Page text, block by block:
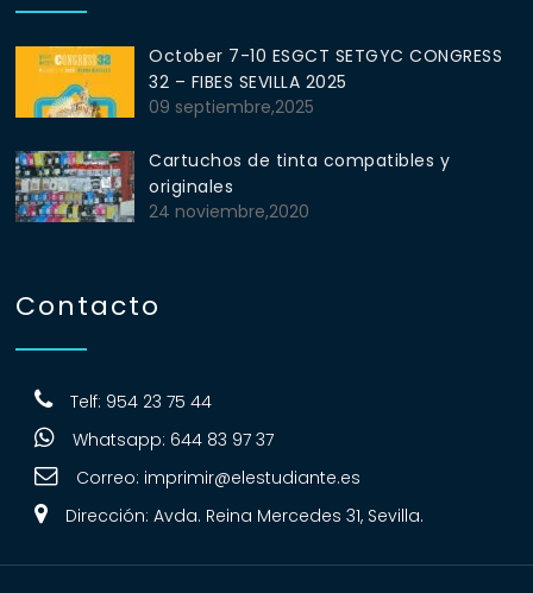
October 7-10 ESGCT SETGYC CONGRESS
32 – FIBES SEVILLA 2025
09 septiembre,2025
Cartuchos de tinta compatibles y
originales
24 noviembre,2020
Contacto
Telf: 954 23 75 44
Whatsapp: 644 83 97 37
Correo: imprimir@elestudiante.es
Dirección: Avda. Reina Mercedes 31, Sevilla.